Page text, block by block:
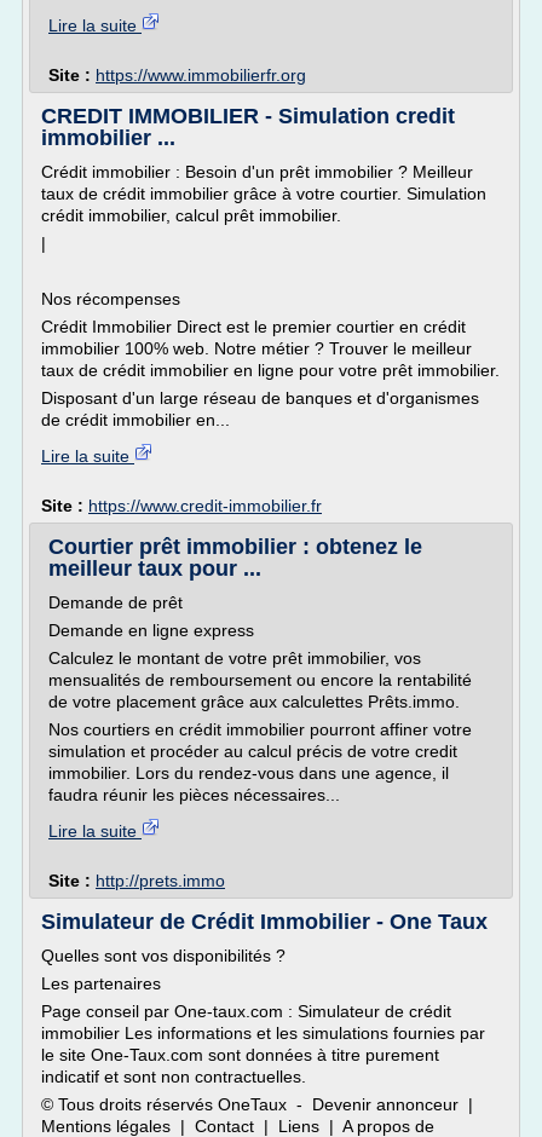
Lire la suite
Site : https://www.immobilierfr.org
CREDIT IMMOBILIER - Simulation credit
immobilier ...
Crédit immobilier : Besoin d'un prêt immobilier ? Meilleur
taux de crédit immobilier grâce à votre courtier. Simulation
crédit immobilier, calcul prêt immobilier.
|
Nos récompenses
Crédit Immobilier Direct est le premier courtier en crédit
immobilier 100% web. Notre métier ? Trouver le meilleur
taux de crédit immobilier en ligne pour votre prêt immobilier.
Disposant d'un large réseau de banques et d'organismes
de crédit immobilier en...
Lire la suite
Site : https://www.credit-immobilier.fr
Courtier prêt immobilier : obtenez le
meilleur taux pour ...
Demande de prêt
Demande en ligne express
Calculez le montant de votre prêt immobilier, vos
mensualités de remboursement ou encore la rentabilité
de votre placement grâce aux calculettes Prêts.immo.
Nos courtiers en crédit immobilier pourront affiner votre
simulation et procéder au calcul précis de votre credit
immobilier. Lors du rendez-vous dans une agence, il
faudra réunir les pièces nécessaires...
Lire la suite
Site : http://prets.immo
Simulateur de Crédit Immobilier - One Taux
Quelles sont vos disponibilités ?
Les partenaires
Page conseil par One-taux.com : Simulateur de crédit
immobilier Les informations et les simulations fournies par
le site One-Taux.com sont données à titre purement
indicatif et sont non contractuelles.
© Tous droits réservés OneTaux - Devenir annonceur |
Mentions légales | Contact | Liens | A propos de